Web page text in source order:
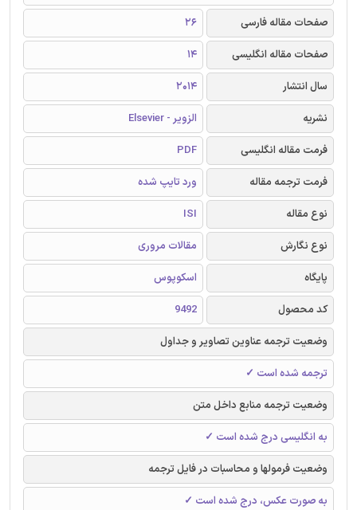
صفحات مقاله فارسی
26
صفحات مقاله انگلیسی
14
سال انتشار
2014
نشریه
الزویر - Elsevier
فرمت مقاله انگلیسی
PDF
فرمت ترجمه مقاله
ورد تایپ شده
نوع مقاله
ISI
نوع نگارش
مقالات مروری
پایگاه
اسکوپوس
کد محصول
9492
وضعیت ترجمه عناوین تصاویر و جداول
ترجمه شده است ✓
وضعیت ترجمه منابع داخل متن
به انگلیسی درج شده است ✓
وضعیت فرمولها و محاسبات در فایل ترجمه
به صورت عکس، درج شده است ✓